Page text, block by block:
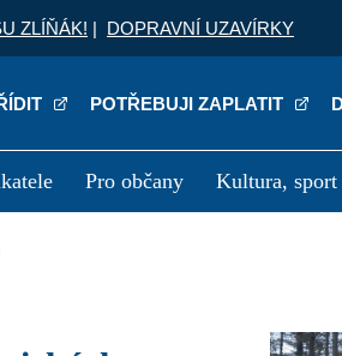
ZLÍŇÁK! | DOPRAVNÍ UZAVÍRKY
POTŘEBUJI ZAPLATIT
Pro občany Kultura, sport